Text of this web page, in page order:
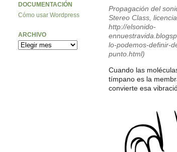
Propagación del
Stereo Class,
http://elsonido-
lo-podemos-definir-
punto.html)
Cuando las
tímpano es la
convierte esa
DOCUMENTACIÓN
Cómo usar Wordpress
ARCHIVO